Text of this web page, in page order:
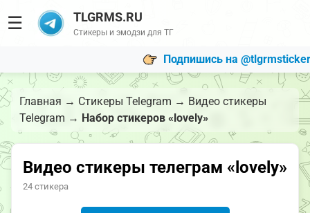
☰ TLGRMS.RU
Стикеры и эмодзи для ТГ
Подпишись на @tlgrmsticker
Главная → Стикеры Telegram → Видео стикеры
Telegram → Набор стикеров «lovely»
Видео стикеры телеграм «lovely»
24 стикера